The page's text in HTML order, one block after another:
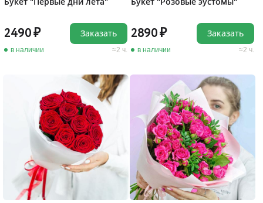
2490
в наличии 2 ч.
Заказать 2890
в наличии 2 ч.
Заказать